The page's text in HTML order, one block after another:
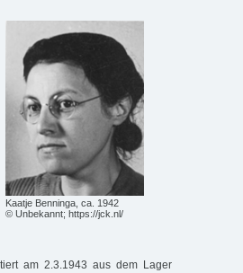
Kaatje Benninga, ca. 1942
© Unbekannt; https://jck.nl/
am 2.3.1943 aus dem Lager